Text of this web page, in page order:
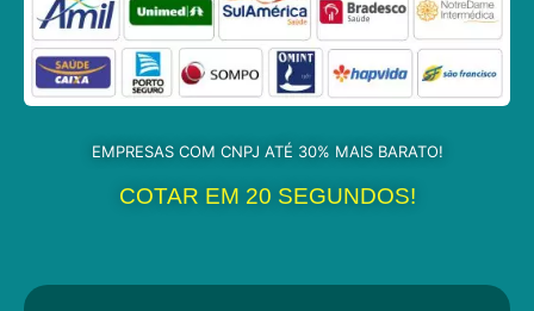
EMPRESAS COM CNPJ ATÉ 30% MAIS BARATO!
COTAR EM 20 SEGUNDOS!​